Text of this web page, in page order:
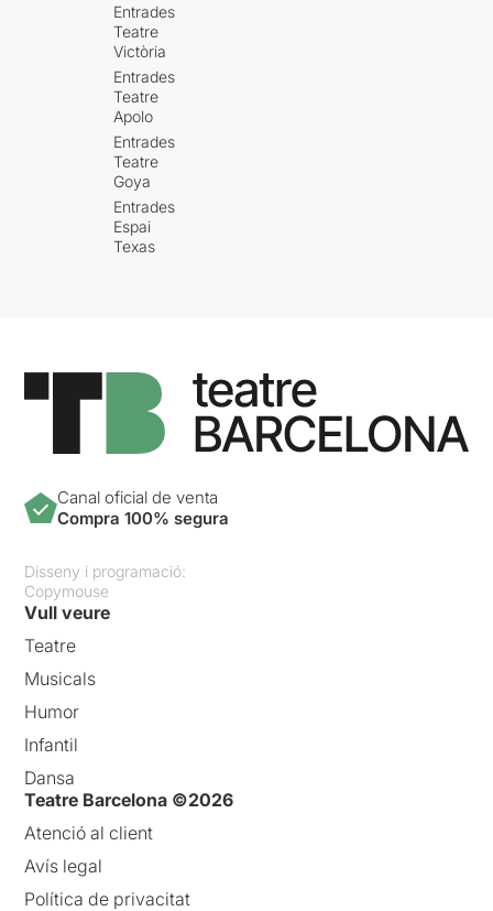
Entrades
Teatre
Victòria
Entrades
Teatre
Apolo
Entrades
Teatre
Goya
Entrades
Espai
Texas
Canal oficial de venta
Compra 100% segura
Disseny i programació:
Copymouse
Vull veure
Teatre
Musicals
Humor
Infantil
Dansa
Teatre Barcelona ©2026
Atenció al client
Avís legal
Política de privacitat